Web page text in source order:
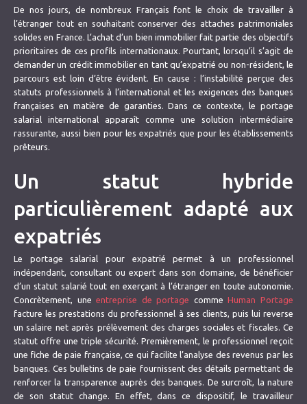
De nos jours, de nombreux Français font le choix de travailler à
l’étranger tout en souhaitant conserver des attaches patrimoniales
solides en France. L’achat d’un bien immobilier fait partie des objectifs
prioritaires de ces profils internationaux. Pourtant, lorsqu’il s’agit de
demander un crédit immobilier en tant qu’expatrié ou non-résident, le
parcours est loin d’être évident. En cause : l’instabilité perçue des
statuts professionnels à l’international et les exigences des banques
françaises en matière de garanties. Dans ce contexte, le portage
salarial international apparaît comme une solution intermédiaire
rassurante, aussi bien pour les expatriés que pour les établissements
prêteurs.
Un statut hybride
particulièrement adapté aux
expatriés
Le portage salarial pour expatrié permet à un professionnel
indépendant, consultant ou expert dans son domaine, de bénéficier
d’un statut salarié tout en exerçant à l’étranger en toute autonomie.
Concrètement, uneentreprise de portage commeHuman Portage
facture les prestations du professionnel à ses clients, puis lui reverse
un salaire net après prélèvement des charges sociales et fiscales. Ce
statut offre une triple sécurité. Premièrement, le professionnel reçoit
une fiche de paie française, ce qui facilite l’analyse des revenus par les
banques. Ces bulletins de paie fournissent des détails permettant de
renforcer la transparence auprès des banques. De surcroît, la nature
de son statut change. En effet, dans ce dispositif, le travailleur